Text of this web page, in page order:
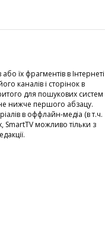
їх фрагментів в Інтернеті
каналів і сторінок в
для пошукових систем
нижче першого абзацу.
в оффлайн-медіа (в т.ч.
SmartTV можливо тільки з